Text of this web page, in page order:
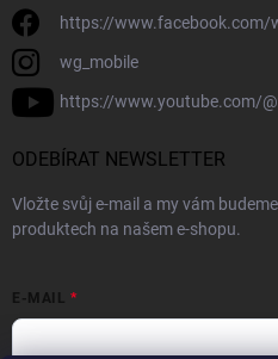
https://www.facebook.com/
wg_mobile
https://www.youtube.com/
ODEBÍRAT NEWSLETTER
Vložte svůj e-mail a my vám
produktech na našem e-shopu.
E-MAIL